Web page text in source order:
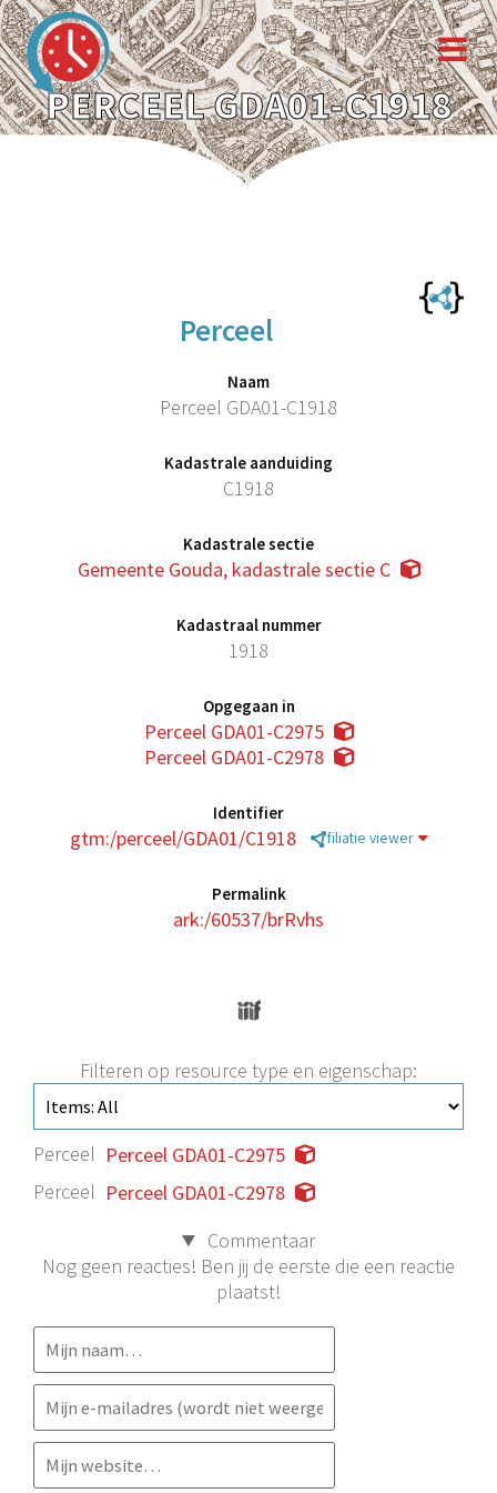
PERCEEL GDA01-C1918
Perceel
Naam
Perceel GDA01-C1918
Kadastrale aanduiding
C1918
Kadastrale sectie
Gemeente Gouda, kadastrale sectie C
Kadastraal nummer
1918
Opgegaan in
Perceel GDA01-C2975
Perceel GDA01-C2978
Identifier
gtm:/perceel/GDA01/C1918 filiatie viewer
Permalink
ark:/60537/brRvhs
Filteren op resource type en eigenschap:
Perceel Perceel GDA01-C2975
Perceel Perceel GDA01-C2978
Commentaar
Nog geen reacties! Ben jij de eerste die een reactie
plaatst!